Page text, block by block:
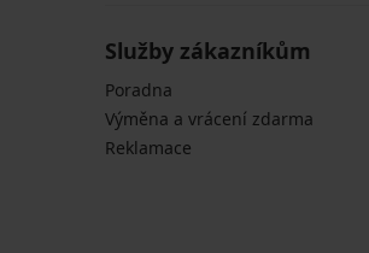
Služby zákazníkům
Poradna
Výměna a vrácení zdarma
Reklamace